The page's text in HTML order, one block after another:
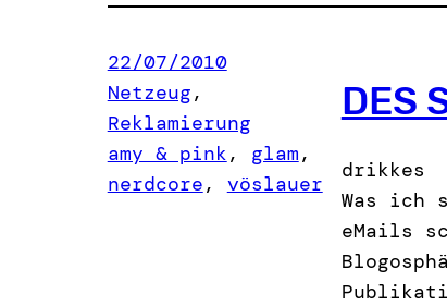
22/07/2010
Netzeug
Reklamierung
amy & pink, glam
nerdcore, vöslauer
DES
drikkes
Was ich
eMails